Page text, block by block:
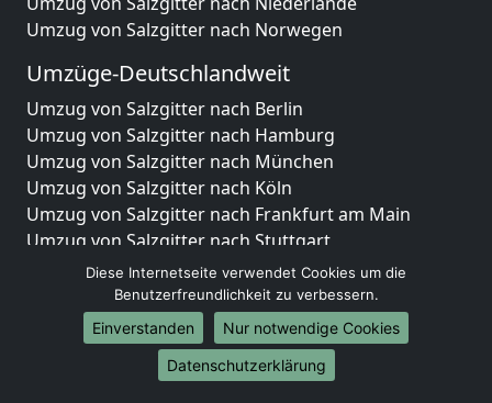
Umzug von Salzgitter nach Norwegen
Umzüge-Deutschlandweit
Umzug von Salzgitter nach Berlin
Umzug von Salzgitter nach Hamburg
Umzug von Salzgitter nach München
Umzug von Salzgitter nach Köln
Umzug von Salzgitter nach Frankfurt am Main
Umzug von Salzgitter nach Stuttgart
Umzug von Salzgitter nach Düsseldorf
Umzug von Salzgitter nach Leipzig
Umzug von Salzgitter nach Dortmund
Umzug von Salzgitter nach Essen
Umzug von Salzgitter nach Bremen
Diese Internetseite verwendet Cookies um die
Benutzerfreundlichkeit zu verbessern.
Einverstanden
Nur notwendige Cookies
Datenschutzerklärung